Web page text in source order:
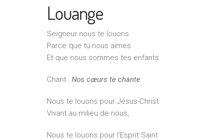
Louange
Seigneur nous te louons
Parce que tu nous aimes
Et que nous sommes tes enfants.
Chant : Nos cœurs te chante
Nous te louons pour Jésus-Christ
Vivant au milieu de nous,
Nous te louons pour l’Esprit Saint